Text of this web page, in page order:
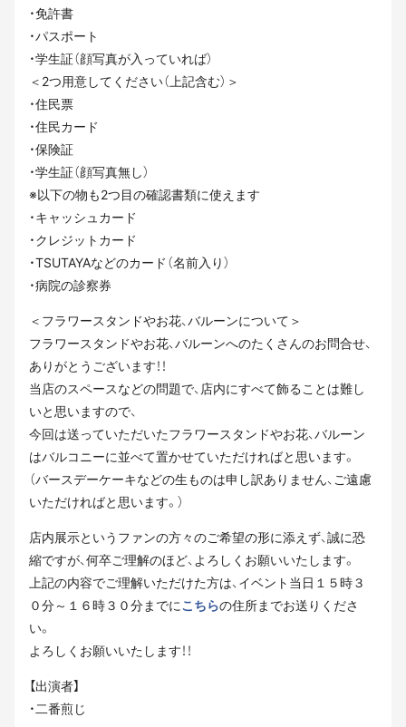
・免許書
・パスポート
・学生証（顔写真が入っていれば）
＜2つ用意してください（上記含む）＞
・住民票
・住民カード
・保険証
・学生証（顔写真無し）
※以下の物も2つ目の確認書類に使えます
・キャッシュカード
・クレジットカード
・TSUTAYAなどのカード（名前入り）
・病院の診察券
＜フラワースタンドやお花、バルーンについて＞
フラワースタンドやお花、バルーンへのたくさんのお問合せ、
ありがとうございます！！
当店のスペースなどの問題で、店内にすべて飾ることは難し
いと思いますので、
今回は送っていただいたフラワースタンドやお花、バルーン
はバルコニーに並べて置かせていただければと思います。
（バースデーケーキなどの生ものは申し訳ありません、ご遠慮
いただければと思います。）
店内展示というファンの方々のご希望の形に添えず、誠に恐
縮ですが、何卒ご理解のほど、よろしくお願いいたします。
上記の内容でご理解いただけた方は、イベント当日１５時３
０分～１６時３０分までにこちらの住所までお送りくださ
い。
よろしくお願いいたします！！
【出演者】
・二番煎じ